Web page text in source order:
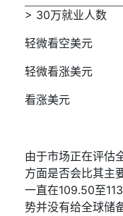
> 30万就业人数
轻微看空美元
轻微看涨美元
看涨美元
由于市场正在评估
方面是否会比其主
一直在109.50至
势并没有给全球储